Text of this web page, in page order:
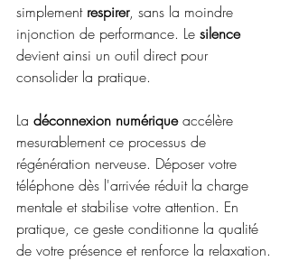
simplement respirer, sans la moindre
injonction de performance. Le silence
devient ainsi un outil direct pour
consolider la pratique.
La déconnexion numérique accélère
mesurablement ce processus de
régénération nerveuse. Déposer votre
téléphone dès l'arrivée réduit la charge
mentale et stabilise votre attention. En
pratique, ce geste conditionne la qualité
de votre présence et renforce la relaxation.